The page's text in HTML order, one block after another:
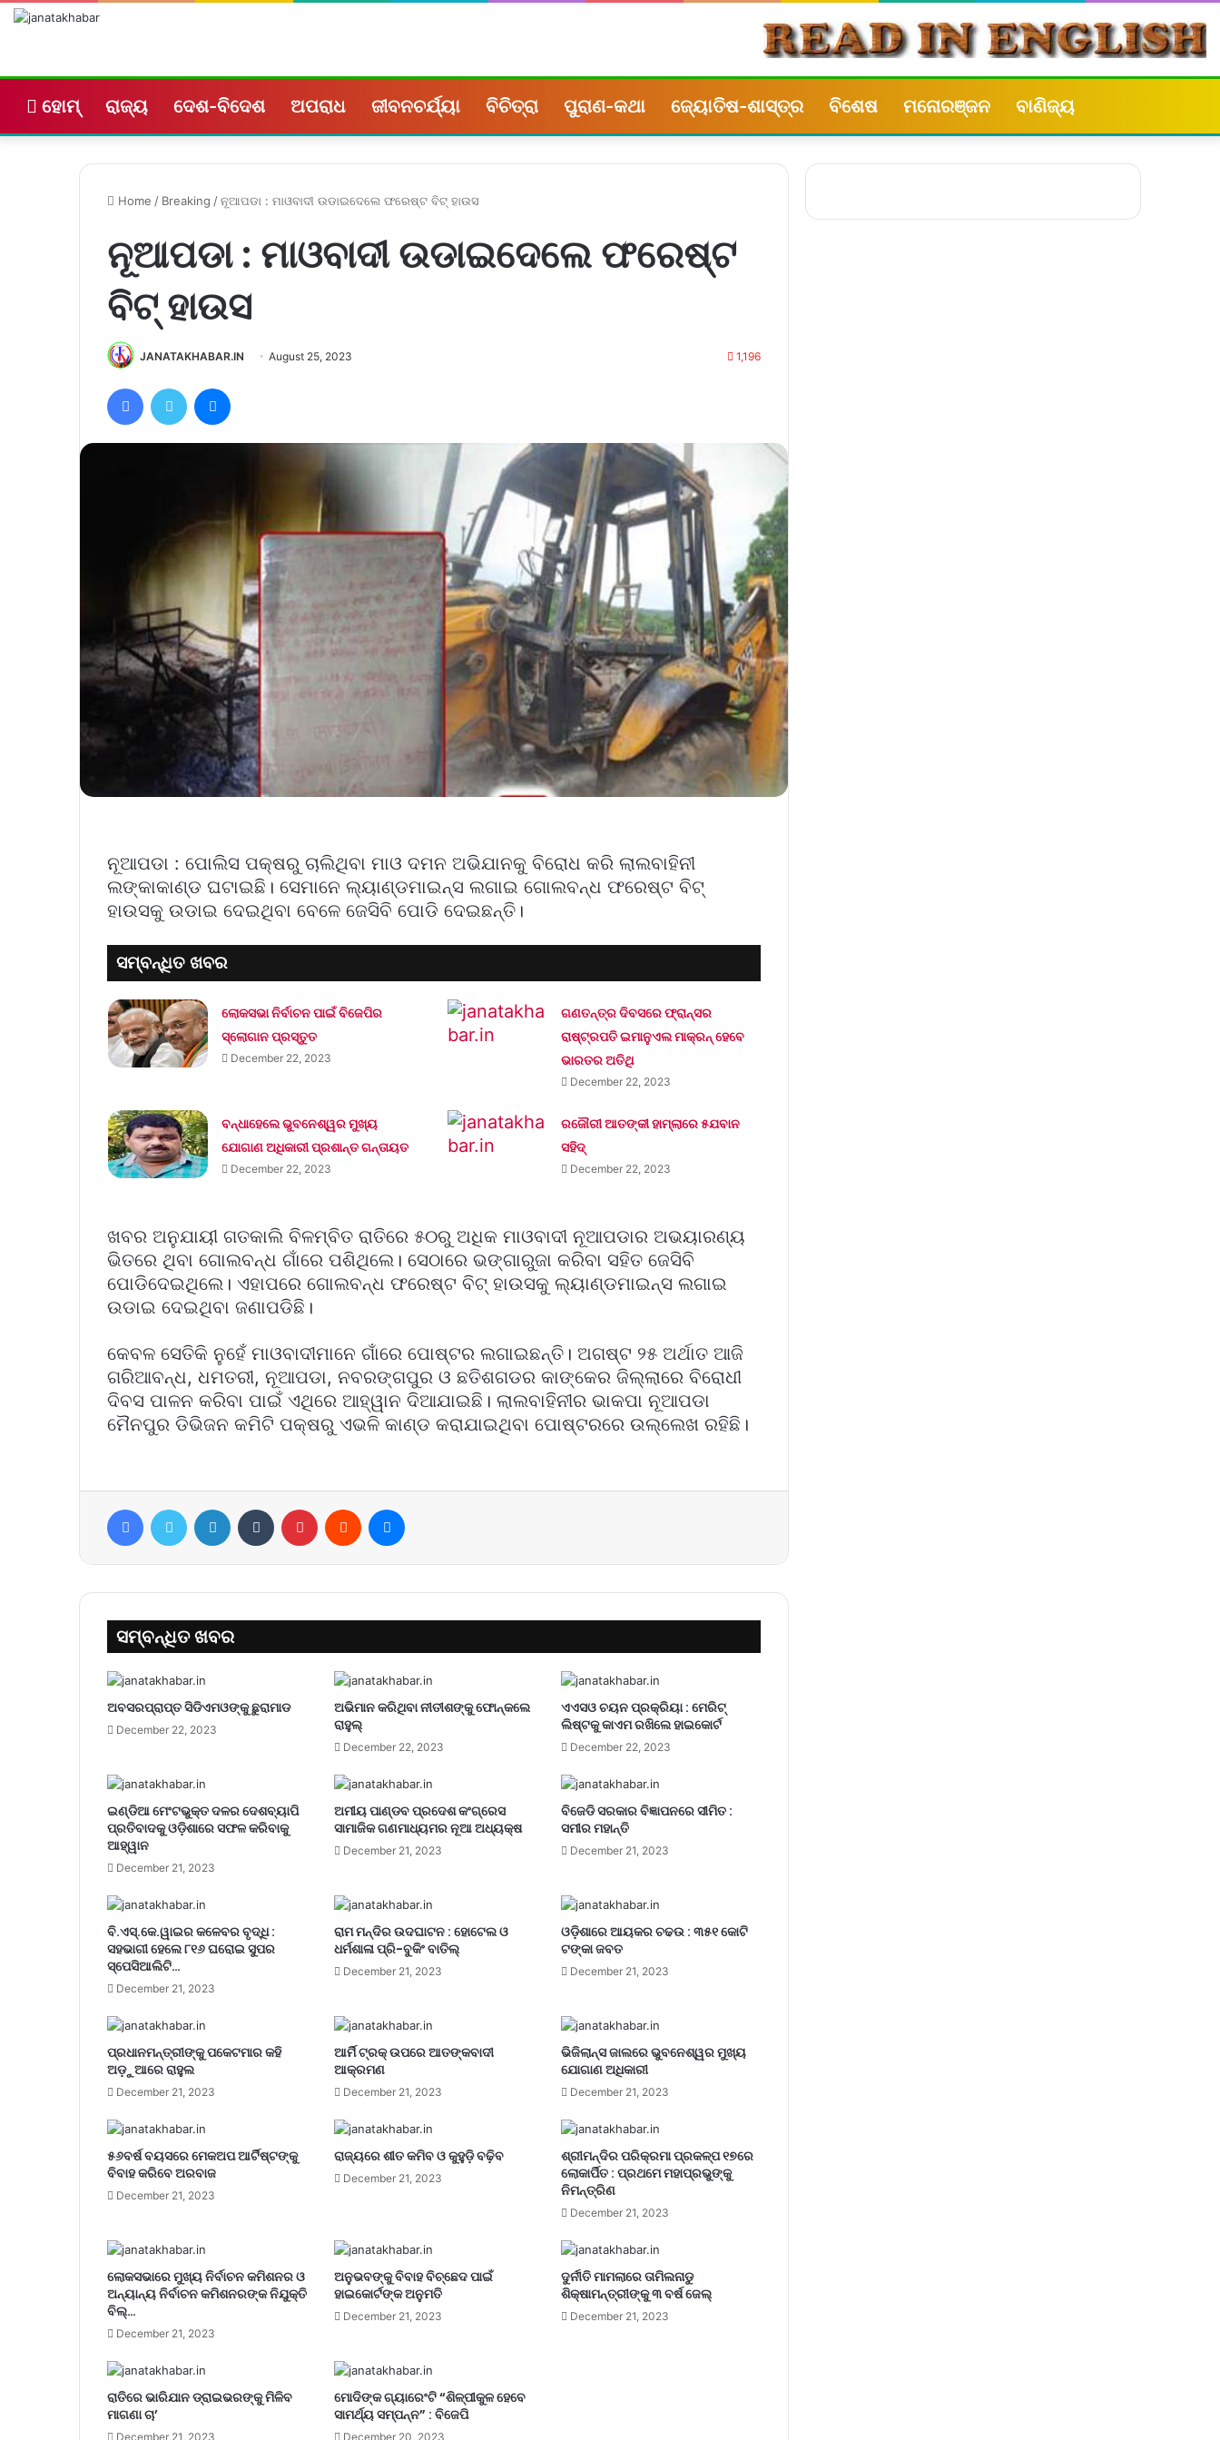
ହୋମ୍ ରାଜ୍ୟ ଦେଶ-ବିଦେଶ ଅପରାଧ ଜୀବନଚର୍ଯ୍ୟା ବିଚିତ୍ରା ପୁରାଣ-କଥା ଜ୍ୟୋତିଷ-ଶାସ୍ତ୍ର ବିଶେଷ ମନୋରଞ୍ଜନ ବାଣିଜ୍ୟ
Home / Breaking /ନୂଆପଡା : ମାଓବାଦୀ ଉଡାଇଦେଲେ ଫରେଷ୍ଟ ବିଟ୍ ହାଉସ
ନୂଆପଡା : ମାଓବାଦୀ ଉଡାଇଦେଲେ ଫରେଷ୍ଟ
ବିଟ୍ ହାଉସ
JANATAKHABAR.IN August 25, 2023 1,196
FacebookTwitter
ନୂଆପଡା : ପୋଲିସ ପକ୍ଷରୁ ଚାଲିଥିବା ମାଓ ଦମନ ଅଭିଯାନକୁ ବିରୋଧ କରି ଲାଲବାହିନୀ
ଲଙ୍କାକାଣ୍ଡ ଘଟାଇଛି। ସେମାନେ ଲ୍ୟାଣ୍ଡମାଇନ୍ସ ଲଗାଇ ଗୋଲବନ୍ଧ ଫରେଷ୍ଟ ବିଟ୍
ହାଉସକୁ ଉଡାଇ ଦେଇଥିବା ବେଳେ ଜେସିବି ପୋଡି ଦେଇଛନ୍ତି।
ସମ୍ବନ୍ଧିତ ଖବର
ଲୋକସଭା ନିର୍ବାଚନ ପାଇଁ ବିଜେପିର
ସ୍ଲୋଗାନ ପ୍ରସ୍ତୁତ
December 22, 2023
ଗଣତନ୍ତ୍ର ଦିବସରେ ଫ୍ରାନ୍ସର
ରାଷ୍ଟ୍ରପତି ଇମାନୁଏଲ ମାକ୍ରନ୍‌ ହେବେ
ଭାରତର ଅତିଥି
December 22, 2023
ବନ୍ଧାହେଲେ ଭୁବନେଶ୍ୱର ମୁଖ୍ୟ
ଯୋଗାଣ ଅଧିକାରୀ ପ୍ରଶାନ୍ତ ଗନ୍ତାୟତ
December 22, 2023
ରଜୌରୀ ଆତଙ୍କୀ ହାମ୍‌ଲାରେ ୫ଯବାନ
ସହିଦ୍
December 22, 2023
ଖବର ଅନୁଯାୟୀ ଗତକାଲି ବିଳମ୍ବିତ ରାତିରେ ୫୦ରୁ ଅଧିକ ମାଓବାଦୀ ନୂଆପଡାର ଅଭୟାରଣ୍ୟ
ଭିତରେ ଥିବା ଗୋଲବନ୍ଧ ଗାଁରେ ପଶିଥିଲେ। ସେଠାରେ ଭଙ୍ଗାରୁଜା କରିବା ସହିତ ଜେସିବି
ପୋଡିଦେଇଥିଲେ। ଏହାପରେ ଗୋଲବନ୍ଧ ଫରେଷ୍ଟ ବିଟ୍ ହାଉସକୁ ଲ୍ୟାଣ୍ଡମାଇନ୍ସ ଲଗାଇ
ଉଡାଇ ଦେଇଥିବା ଜଣାପଡିଛି।
କେବଳ ସେତିକି ନୁହେଁ ମାଓବାଦୀମାନେ ଗାଁରେ ପୋଷ୍ଟର ଲଗାଇଛନ୍ତି। ଅଗଷ୍ଟ ୨୫ ଅର୍ଥାତ ଆଜି
ଗରିଆବନ୍ଧ, ଧମତରୀ, ନୂଆପଡା, ନବରଙ୍ଗପୁର ଓ ଛତିଶଗଡର କାଙ୍କେର ଜିଲ୍ଲାରେ ବିରୋଧୀ
ଦିବସ ପାଳନ କରିବା ପାଇଁ ଏଥିରେ ଆହ୍ୱାନ ଦିଆଯାଇଛି। ଲାଲବାହିନୀର ଭାକପା ନୂଆପଡା
ମୈନପୁର ଡିଭିଜନ କମିଟି ପକ୍ଷରୁ ଏଭଳି କାଣ୍ଡ କରାଯାଇଥିବା ପୋଷ୍ଟରରେ ଉଲ୍ଲେଖ ରହିଛି।
FacebookTwitter LinkedIn Tumblr Pinterest Reddit
ସମ୍ବନ୍ଧିତ ଖବର
ଅବସରପ୍ରାପ୍ତ ସିଡିଏମଓଙ୍କୁ ଛୁରାମାଡ
December 22, 2023
ଅଭିମାନ କରିଥିବା ନୀତୀଶଙ୍କୁ ଫୋନ୍‌କଲେ
ରାହୁଲ୍‌
December 22, 2023
ଏଏସଓ ଚୟନ ପ୍ରକ୍ରିୟା : ମେରିଟ୍
ଲିଷ୍ଟକୁ କାଏମ ରଖିଲେ ହାଇକୋର୍ଟ
December 22, 2023
ଇଣ୍ଡିଆ ମେଂଟଭୁକ୍ତ ଦଳର ଦେଶବ୍ୟାପି
ପ୍ରତିବାଦକୁ ଓଡ଼ିଶାରେ ସଫଳ କରିବାକୁ
ଆହ୍ୱାନ
December 21, 2023
ଅମୀୟ ପାଣ୍ଡବ ପ୍ରଦେଶ କଂଗ୍ରେସ
ସାମାଜିକ ଗଣମାଧ୍ୟମର ନୂଆ ଅଧ୍ୟକ୍ଷ
December 21, 2023
ବିଜେଡି ସରକାର ବିଜ୍ଞାପନରେ ସୀମିତ :
ସମୀର ମହାନ୍ତି
December 21, 2023
ବି.ଏସ୍.କେ.ୱାଇର କଳେବର ବୃଦ୍ଧି :
ସହଭାଗୀ ହେଲେ ୮୧୬ ଘରୋଇ ସୁପର
ସ୍ପେସିଆଲିଟି…
December 21, 2023
ରାମ ମନ୍ଦିର ଉଦଘାଟନ : ହୋଟେଲ ଓ
ଧର୍ମଶାଳା ପ୍ରି-ବୁକିଂ ବାତିଲ୍
December 21, 2023
ଓଡ଼ିଶାରେ ଆୟକର ଚଢଉ : ୩୫୧ କୋଟି
ଟଙ୍କା ଜବତ
December 21, 2023
ପ୍ରଧାନମନ୍ତ୍ରୀଙ୍କୁ ପକେଟମାର କହି
ଅଡ଼ୁଆରେ ରାହୁଲ
December 21, 2023
ଆର୍ମି ଟ୍ରକ୍ ଉପରେ ଆତଙ୍କବାଦୀ
ଆକ୍ରମଣ
December 21, 2023
ଭିଜିଲାନ୍ସ ଜାଲରେ ଭୁବନେଶ୍ୱର ମୁଖ୍ୟ
ଯୋଗାଣ ଅଧିକାରୀ
December 21, 2023
୫୬ବର୍ଷ ବୟସରେ ମେକଅପ ଆର୍ଟିଷ୍ଟଙ୍କୁ
ବିବାହ କରିବେ ଅରବାଜ
December 21, 2023
ରାଜ୍ୟରେ ଶୀତ କମିବ ଓ କୁହୁଡ଼ି ବଢ଼ିବ
December 21, 2023
ଶ୍ରୀମନ୍ଦିର ପରିକ୍ରମା ପ୍ରକଳ୍ପ ୧୭ରେ
ଲୋକାର୍ପିତ : ପ୍ରଥମେ ମହାପ୍ରଭୁଙ୍କୁ
ନିମନ୍ତ୍ରିଣ
December 21, 2023
ଲୋକସଭାରେ ମୁଖ୍ୟ ନିର୍ବାଚନ କମିଶନର ଓ
ଅନ୍ୟାନ୍ୟ ନିର୍ବାଚନ କମିଶନରଙ୍କ ନିଯୁକ୍ତି
ବିଲ୍…
December 21, 2023
ଅନୁଭବଙ୍କୁ ବିବାହ ବିଚ୍ଛେଦ ପାଇଁ
ହାଇକୋର୍ଟଙ୍କ ଅନୁମତି
December 21, 2023
ଦୁର୍ନୀତି ମାମଲାରେ ତାମିଲନାଡୁ
ଶିକ୍ଷାମନ୍ତ୍ରୀଙ୍କୁ ୩ ବର୍ଷ ଜେଲ୍‌
December 21, 2023
ରାତିରେ ଭାରିଯାନ ଡ୍ରାଇଭରଙ୍କୁ ମିଳିବ
ମାଗଣା ଚା’
December 21, 2023
ମୋଦିଙ୍କ ଗ୍ୟାରେଂଟି “ଶିଳ୍ପୀକୁଳ ହେବେ
ସାମର୍ଥ୍ୟ ସମ୍ପନ୍ନ” : ବିଜେପି
December 20, 2023